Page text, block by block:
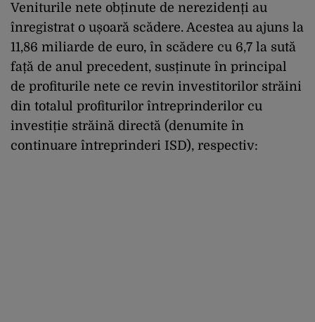
Veniturile nete obținute de nerezidenți au
înregistrat o ușoară scădere. Acestea au ajuns la
11,86 miliarde de euro, în scădere cu 6,7 la sută
față de anul precedent, susținute în principal
de profiturile nete ce revin investitorilor străini
din totalul profiturilor întreprinderilor cu
investiție străină directă (denumite în
continuare întreprinderi ISD), respectiv: